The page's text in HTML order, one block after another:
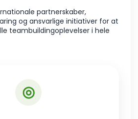
partnerskaber,
og ansvarlige initiativer for at
teambuildingoplevelser i hele
◎